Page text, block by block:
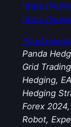
https://
https://
Panda
Panda
Grid
Hedging,
Hedging
Forex
Robot,